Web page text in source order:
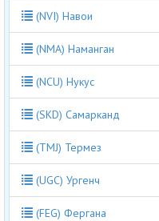
(NVI) Навои
(NMA) Наманган
(NCU) Нукус
(SKD) Самарканд
(TMJ) Термез
(UGC) Ургенч
(FEG) Фергана